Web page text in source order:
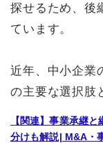
探せるため、後
ています。
近年、中小企業
の主要な選択肢
【関連】事業承継
分けも解説| M&A・